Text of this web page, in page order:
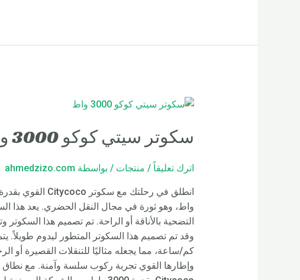
سكوتر سيتي كوكو 3000 واط
اترك تعليقاً / منتجات / بواسطة ahmedzizo.com
واط، وهو ثورة في مجال النقل الحضري. يعد هذا
كم/ساعة، مما يجعله مثاليًا للتنقلات القصيرة أو